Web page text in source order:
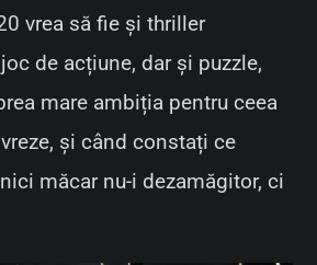
vrea să fie și thriller
de acțiune, dar și puzzle,
mare ambiția pentru ceea
și când constați ce
măcar nu-i dezamăgitor, ci